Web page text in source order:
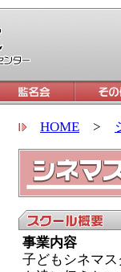
HOME >
事業内容
子どもシネマ